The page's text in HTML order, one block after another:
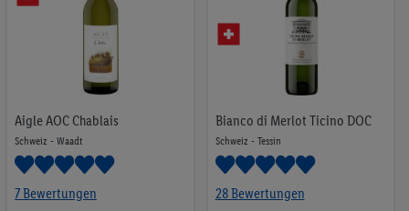
Aigle AOC Chablais
Schweiz - Waadt
7 Bewertungen
Bianco di Merlot Ticino DOC
Schweiz - Tessin
28 Bewertungen